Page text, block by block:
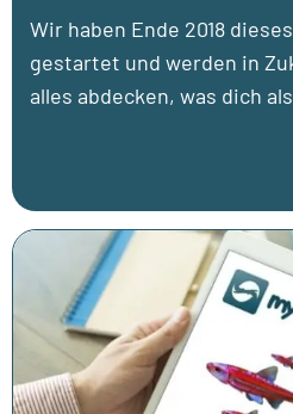
Wir haben Ende 2018
gestartet und werden in
alles abdecken, was dich